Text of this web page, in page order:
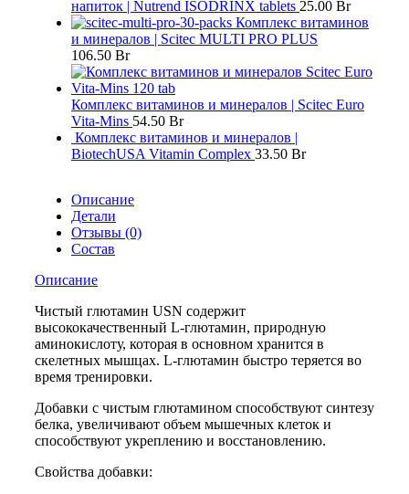
напиток | Nutrend ISODRINX tablets 25.00 Br
Комплекс витаминов
и минералов | Scitec MULTI PRO PLUS
106.50 Br
Комплекс витаминов и минералов | Scitec Euro
Vita-Mins 54.50 Br
Комплекс витаминов и минералов |
BiotechUSA Vitamin Complex 33.50 Br
Описание
Детали
Отзывы (0)
Состав
Описание
Чистый глютамин USN содержит
высококачественный L-глютамин, природную
аминокислоту, которая в основном хранится в
скелетных мышцах. L-глютамин быстро теряется во
время тренировки.
Добавки с чистым глютамином способствуют синтезу
белка, увеличивают объем мышечных клеток и
способствуют укреплению и восстановлению.
Свойства добавки: